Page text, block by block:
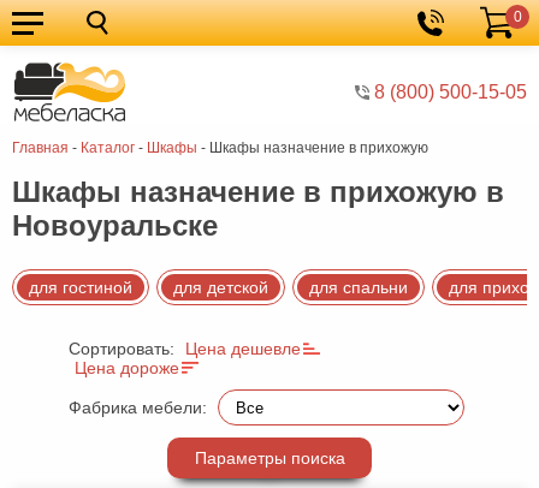
8 (800) 500-15-05
Корзина
0
Главная - Каталог - Шкафы - Шкафы назначение в прихожую
Кухонные
гарнитуры
Мебель
для
кухни
Мебель
для
спальни
Кровати
Шкафы
Диваны
Мягкая
Мебель
Шкафы назначение в прихожую в
Новоуральске
для гостиной для детской для спальни для
Сортировать:
Цена дешевле
Цена дороже
Фабрика мебели:
Параметры поиска